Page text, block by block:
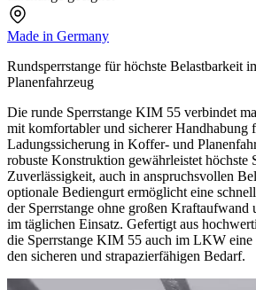
Made in Germany
Rundsperrstange für höchste Belastbarkeit
Planenfahrzeug
Die runde Sperrstange KIM 55 verbindet
mit komfortabler und sicherer Handhabung
Ladungssicherung in Koffer- und
robuste Konstruktion gewährleistet höchste
Zuverlässigkeit, auch in anspruchsvollen
optionale Bediengurt ermöglicht eine
der Sperrstange ohne großen
im täglichen Einsatz. Gefertigt aus
die Sperrstange KIM 55 auch im LKW
den sicheren und strapazierfähigen Bedarf.